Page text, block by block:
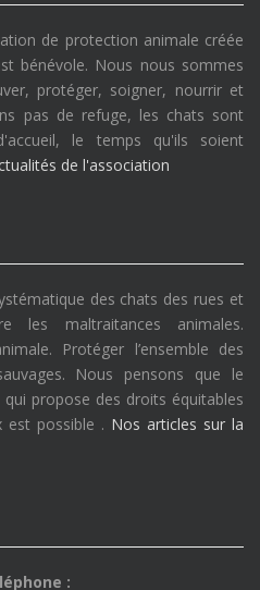
de protection animale créée
bénévole. Nous nous sommes
protéger, soigner, nourrir et
pas de refuge, les chats sont
le temps qu'ils soient
de l'association
des chats des rues et
les maltraitances animales.
Protéger l’ensemble des
Nous pensons que le
propose des droits équitables
est possible . Nos articles sur la
: